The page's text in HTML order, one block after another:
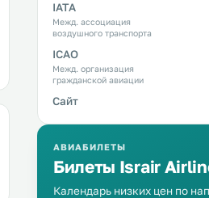
IATA
Межд. ассоциация
воздушного транспорта
ICAO
Межд. организация
гражданской авиации
Сайт
АВИАБИЛЕТЫ
Билеты Israir
Календарь низких цен по